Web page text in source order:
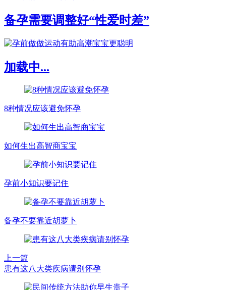
备孕需要调整好“性爱时差”
加载中...
8种情况应该避免怀孕
如何生出高智商宝宝
孕前小知识要记住
备孕不要靠近胡萝卜
上一篇
患有这八大类疾病请别怀孕